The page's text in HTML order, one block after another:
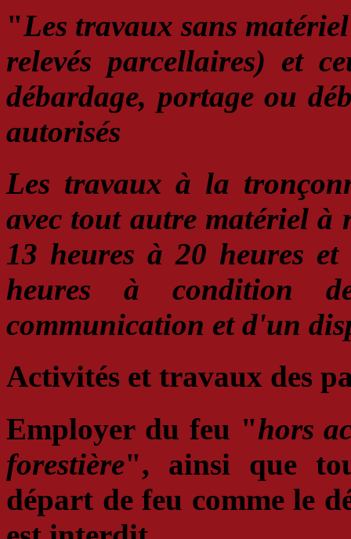
"Les travaux sans
relevés parcellaires) et
débardage, portage ou
autorisés
Les travaux à la
avec tout autre matériel à
13 heures à 20 heures
heures à condition
communication et d'un
Activités et travaux des
Employer du feu "hors
forestière", ainsi que
départ de feu comme le